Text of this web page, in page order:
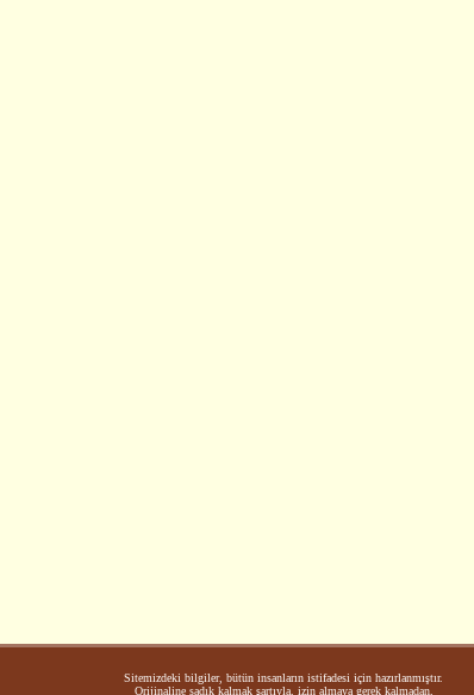
Sitemizdeki bilgiler, bütün insanların istifadesi için hazırlanmıştır.
Orijinaline sadık kalmak şartıyla, izin almaya gerek kalmadan,